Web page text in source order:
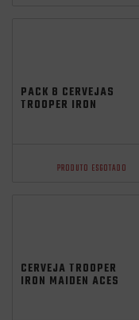
PACK 8 CERVEJAS
TROOPER IRON
PRODUTO ESGOTADO
CERVEJA TROOPER
IRON MAIDEN ACES